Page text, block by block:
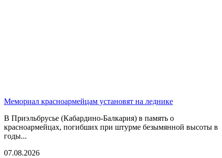
Мемориал красноармейцам установят на леднике
В Приэльбрусье (Кабардино-Балкария) в память о
красноармейцах, погибших при штурме безымянной высоты в
годы...
07.08.2026